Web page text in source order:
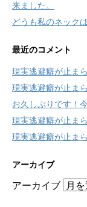
来ました。
どうも私のネック
最近のコメント
現実逃避癖が止ま
現実逃避癖が止ま
お久しぶりです！
現実逃避癖が止ま
現実逃避癖が止ま
アーカイブ
アーカイブ